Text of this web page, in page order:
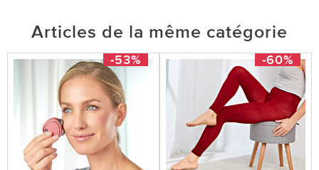
Articles de la même catégorie
-53% -60%